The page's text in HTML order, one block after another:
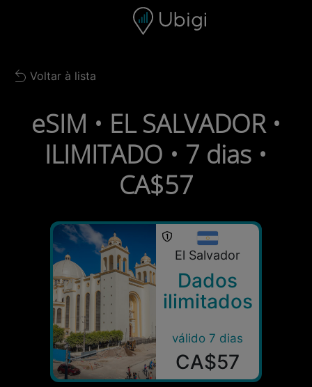
Barra de navegação
Back to list
Voltar à lista
eSIM • EL SALVADOR •
ILIMITADO • 7 dias •
CA$57
El Salvador
Dados
ilimitados
válido 7 dias
CA$57